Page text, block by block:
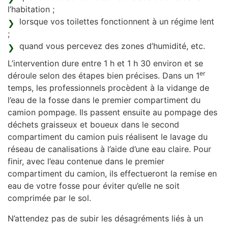
l’habitation ;
lorsque vos toilettes fonctionnent à un régime lent
;
quand vous percevez des zones d’humidité, etc.
L’intervention dure entre 1 h et 1 h 30 environ et se
déroule selon des étapes bien précises. Dans un 1er
temps, les professionnels procèdent à la vidange de
l’eau de la fosse dans le premier compartiment du
camion pompage. Ils passent ensuite au pompage des
déchets graisseux et boueux dans le second
compartiment du camion puis réalisent le lavage du
réseau de canalisations à l’aide d’une eau claire. Pour
finir, avec l’eau contenue dans le premier
compartiment du camion, ils effectueront la remise en
eau de votre fosse pour éviter qu’elle ne soit
comprimée par le sol.
N’attendez pas de subir les désagréments liés à un